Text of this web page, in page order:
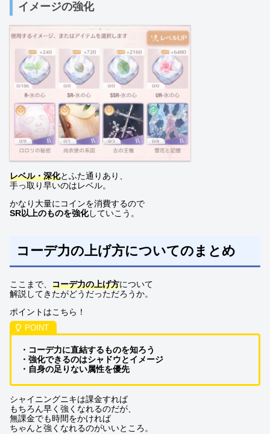
イメージの強化
レベル・深化とふた通りあり、
手っ取り早いのはレベル。
かなり大量にコインを消費するので
SR以上のものを強化していこう。
コーデ力の上げ方についてのまとめ
ここまで、 コーデ力の上げ方について
解説してきたがどうだっただろうか。
ポイントはこちら！
・コーデ力に直結するものを知ろう
・強化できるのはシャドウとイメージ
・自身の足りない属性を優先
シャイニングニキは課金すれば
もちろん早く強くなれるのだが、
無課金でも時間をかければ
ちゃんと強くなれるのがいいところ。